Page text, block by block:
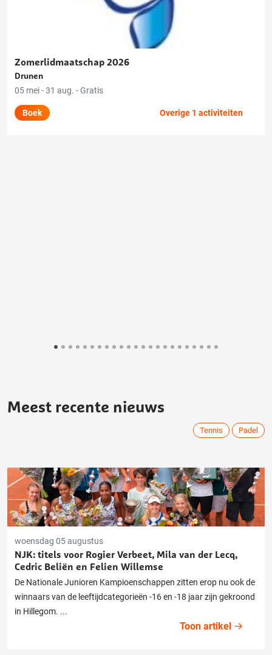
Zomerlidmaatschap 2026
Drunen
05 mei - 31 aug. - Gratis
Boek Overige 1 activiteiten
Meest recente nieuws
Tennis Padel
woensdag 05 augustus
NJK: titels voor Rogier Verbeet, Mila van der Lecq,
Cedric Beliën en Felien Willemse
De Nationale Junioren Kampioenschappen zitten erop nu ook de
winnaars van de leeftijdcategorieën -16 en -18 jaar zijn gekroond
in Hillegom. ...
Toon artikel